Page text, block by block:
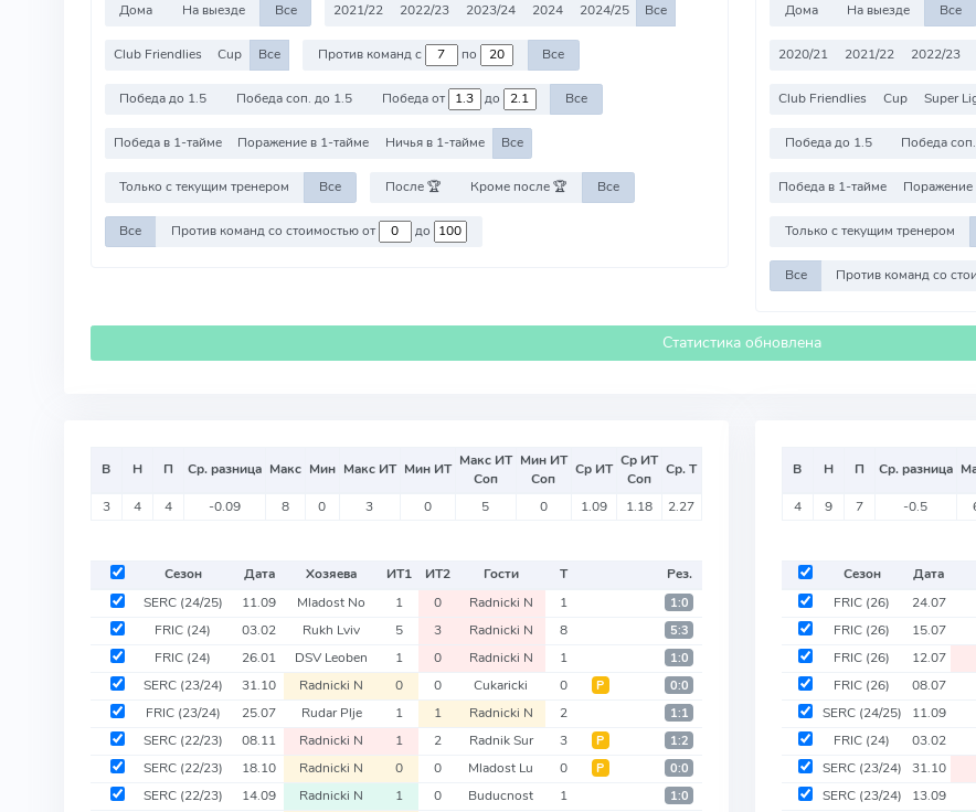
Дома На выезде Все 2021/22 2022/23 2023/24 2024 2024/25 Все
Club Friendlies Cup Все Против команд с по Все
Победа до 1.5 Победа соп. до 1.5 Победа от до Все
Победа в 1-тайме Поражение в 1-тайме Ничья в 1-тайме Все
Только с текущим тренером Все После 🏆 Кроме после 🏆 Все
Все Против команд со стоимостью от до
Дома На выезде Все
2020/21 2021/22 2022/23
Club Friendlies Cup Super
Победа до 1.5 Победа
Победа в 1-тайме Поражение
Только с текущим тренером
Все
Статистика обновлена
В Н П Ср. разница Макс Мин Макс ИТ Мин ИТ Макс ИТ
Соп
Мин ИТ
Соп
Ср ИТ Ср ИТ
Соп
Ср. Т
3 4 4 -0.09 8 0 3 0 5 0 1.09 1.18 2.27
Сезон Дата Хозяева ИТ1 ИТ2 Гости Т
Рез.
SERC (24/25) 11.09 Mladost No 1 0 Radnicki N 1 1:0
FRIC (24) 03.02 Rukh Lviv 5 3 Radnicki N 8 5:3
FRIC (24) 26.01 DSV Leoben 1 0 Radnicki N 1 1:0
SERC (23/24) 31.10 Radnicki N 0 0 Cukaricki 0 Р 0:0
FRIC (23/24) 25.07 Rudar Plje 1 1 Radnicki N 2 1:1
SERC (22/23) 08.11 Radnicki N 1 2 Radnik Sur 3 Р 1:2
SERC (22/23) 18.10 Radnicki N 0 0 Mladost Lu 0 Р 0:0
SERC (22/23) 14.09 Radnicki N 1 0 Buducnost 1 1:0
В Н П Ср. разница
4 9 7 -0.5
Сезон Дата
FRIC (26) 24.07
FRIC (26) 15.07
FRIC (26) 12.07
FRIC (26) 08.07
SERC (24/25) 11.09
FRIC (24) 03.02
SERC (23/24) 31.10
SERC (23/24) 13.09